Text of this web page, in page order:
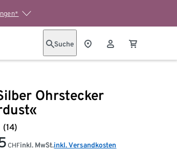
Suche
Ohrstecker
(14)
CHFinkl. MwSt.inkl. Versandkosten